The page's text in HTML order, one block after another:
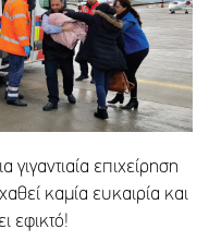
επιχείρηση
καμία ευκαιρία και
εφικτό!